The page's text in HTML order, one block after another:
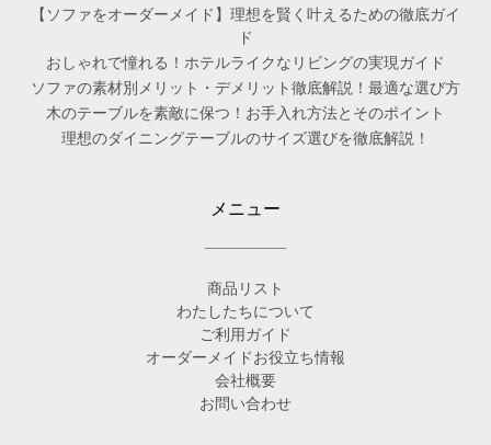
【ソファをオーダーメイド】理想を賢く叶えるための徹底ガイ
ド
おしゃれで憧れる！ホテルライクなリビングの実現ガイド
ソファの素材別メリット・デメリット徹底解説！最適な選び方
木のテーブルを素敵に保つ！お手入れ方法とそのポイント
理想のダイニングテーブルのサイズ選びを徹底解説！
メニュー
商品リスト
わたしたちについて
ご利用ガイド
オーダーメイドお役立ち情報
会社概要
お問い合わせ